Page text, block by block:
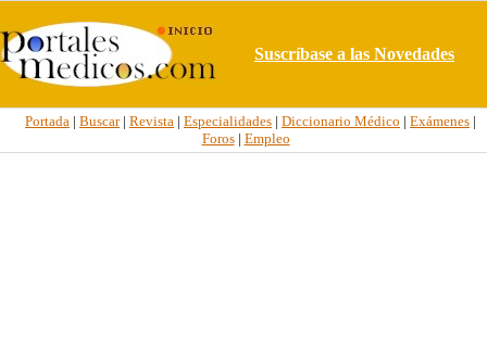
Suscríbase a las Novedades
Portada | Buscar| Revista | Especialidades | Diccionario Médico | Exámenes |
Foros| Empleo